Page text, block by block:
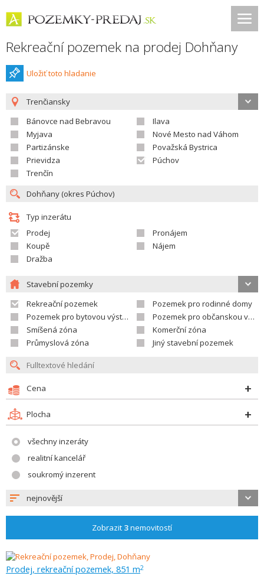
Rekreační pozemek na prodej Dohňany
Uložiť toto hladanie
Trenčiansky
Bánovce nad Bebravou
Ilava
Myjava
Nové Mesto nad Váhom
Partizánske
Považská Bystrica
Prievidza
Púchov
Trenčín
Typ inzerátu
Prodej
Pronájem
Koupě
Nájem
Dražba
Stavební pozemky
Rekreační pozemek
Pozemek pro rodinné domy
Pozemek pro bytovou výstavbu
Pozemek pro občanskou vybavenost
Smíšená zóna
Komerční zóna
Průmyslová zóna
Jiný stavební pozemek
Cena
Plocha
všechny inzeráty
realitní kancelář
soukromý inzerent
nejnovější
Zobrazit 3nemovitostí
Prodej, rekreační pozemek, 851 m2